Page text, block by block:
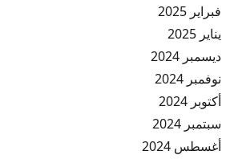
فبراير 2025
يناير 2025
ديسمبر 2024
نوفمبر 2024
أكتوبر 2024
سبتمبر 2024
أغسطس 2024